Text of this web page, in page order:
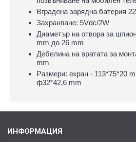
Вградена зарядна батерия
Захранване: 5Vdc/2W
Диаметър на отвора за
mm до 26 mm
Дебелина на вратата за
mm
Размери: екран - 113*75*20
ф32*42,6 mm
ИНФОРМАЦИЯ